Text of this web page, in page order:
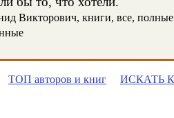
Викторович, книги, все, полные
ТОП авторов и книг ИСКАТЬ